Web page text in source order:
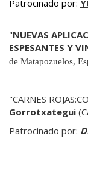
Patrocinado por:
"NUEVAS
ESPESANTES Y
de Matapozuelos,
"CARNES
Gorrotxategui
Patrocinado por: